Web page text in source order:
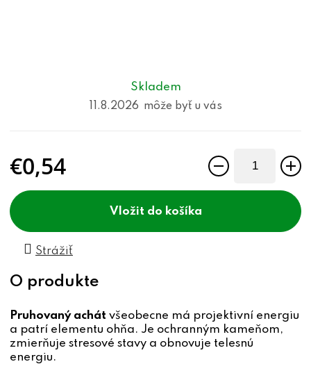
Skladem
11.8.2026
€0,54
do košíka
Strážiť
Pruhovaný achát všeobecne má projektivní energiu
a patrí elementu ohňa. Je ochranným kameňom,
zmierňuje stresové stavy a obnovuje telesnú
energiu.